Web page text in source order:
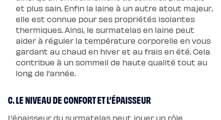
et plus sain. Enfin la laine à un autre atout majeur,
elle est connue pour ses propriétés isolantes
thermiques. Ainsi, le surmatelas en laine peut
aider à réguler la température corporelle en vous
gardant au chaud en hiver et au frais en été. Cela
contribue à un sommeil de haute qualité tout au
long de l'année.
C. LE NIVEAU DE CONFORT ET L’ÉPAISSEUR
L'épaisseur du surmatelas peut jouer un rôle